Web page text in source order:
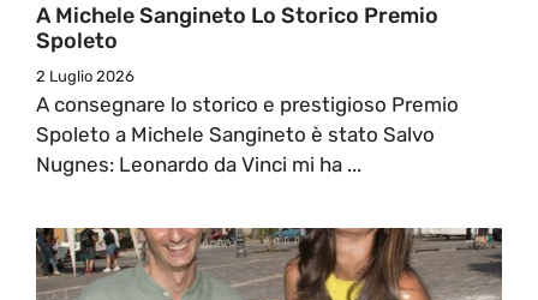
A Michele Sangineto Lo Storico Premio
Spoleto
2 Luglio 2026
A consegnare lo storico e prestigioso Premio
Spoleto a Michele Sangineto è stato Salvo
Nugnes: Leonardo da Vinci mi ha ...